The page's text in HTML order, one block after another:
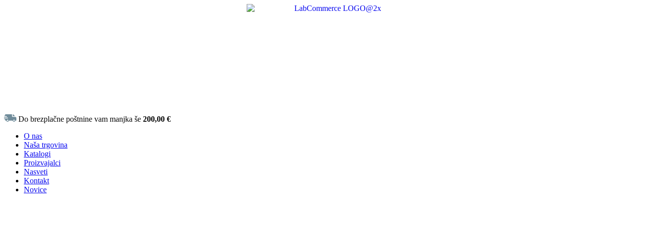
Do brezplačne poštnine vam manjka še200,00€
O nas
Naša trgovina
Katalogi
Proizvajalci
Nasveti
Kontakt
Novice